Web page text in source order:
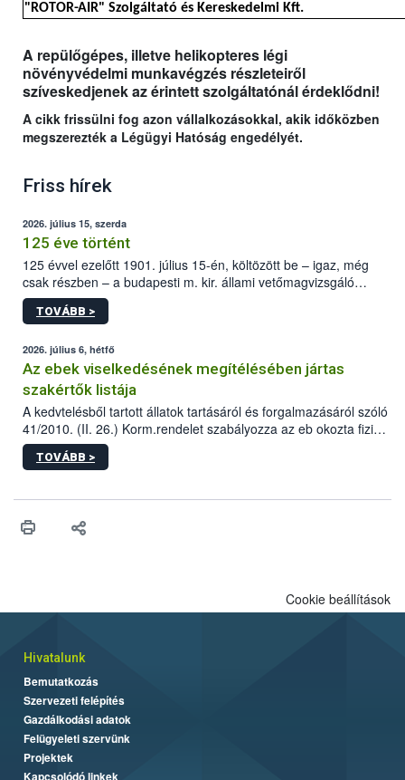
"ROTOR-AIR" Szolgáltató és Kereskedelmi Kft.
A repülőgépes, illetve helikopteres légi
növényvédelmi munkavégzés részleteiről
szíveskedjenek az érintett szolgáltatónál érdeklődni!
A cikk frissülni fog azon vállalkozásokkal, akik időközben
megszerezték a Légügyi Hatóság engedélyét.
Friss hírek
2026. július 15, szerda
125 éve történt
125 évvel ezelőtt 1901. július 15-én, költözött be – igaz, még
csak részben – a budapesti m. kir. állami vetőmagvizsgáló
állomás a Kis Rókus utca 15. szám alatti, Czigler Győző által
tervezett új épületébe.
TOVÁBB >
2026. július 6, hétfő
Az ebek viselkedésének megítélésében jártas
szakértők listája
A kedvtelésből tartott állatok tartásáról és forgalmazásáról szóló
41/2010. (II. 26.) Korm.rendelet szabályozza az eb okozta fizikai
sérülés, illetve ennek veszélye keletkezésekor felmerülő
hatósági feladatokat, valamint a veszélyes eb tartását és annak
vonni az ebek viselkedésének megítélésében jártas szakértőt.
TOVÁBB >
Cookie beállítások
Hivatalunk
Bemutatkozás
Szervezeti felépítés
Gazdálkodási adatok
Felügyeleti szervünk
Projektek
Kapcsolódó linkek